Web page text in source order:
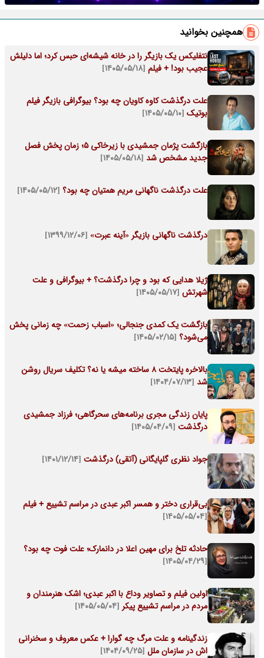
همچنین بخوانید
نتفلیکس یک بازیگر را در خانه شیشه‌ای حبس کرد؛ اما دلیلش
عجیب بود! + فیلم [۱۴۰۵/۰۵/۱۸]
علت درگذشت کاوه کاویان چه بود؟ بیوگرافی بازیگر فیلم
بوتیک [۱۴۰۵/۰۵/۱۰]
بازگشت پژمان جمشیدی با زیرخاکی ۵؛ زمان پخش فصل
جدید مشخص شد [۱۴۰۵/۰۵/۱۸]
علت درگذشت ناگهانی مریم همتیان چه بود؟ [۱۴۰۵/۰۵/۱۲]
درگذشت ناگهانی بازیگر «آینه عبرت» [۱۳۹۹/۱۲/۰۶]
ژیلا هدایی که بود و چرا درگذشت؟ + بیوگرافی و علت
شهرتش [۱۴۰۵/۰۵/۱۷]
بازگشت یک کمدی جنجالی؛ «اسباب زحمت» چه زمانی پخش
می‌شود؟ [۱۴۰۵/۰۲/۱۵]
بالاخره پایتخت 8 ساخته میشه یا نه؟ تکلیف سریال روشن
شد [۱۴۰۴/۰۷/۱۳]
پایان زندگی مجری برنامه‌های سحرگاهی؛ فرزاد جمشیدی
درگذشت [۱۴۰۵/۰۴/۰۹]
جواد نظری گلپایگانی (آتقی) درگذشت [۱۴۰۱/۱۲/۱۴]
بی‌قراری دختر و همسر اکبر عبدی در مراسم تشییع + فیلم
[۱۴۰۵/۰۵/۰۴]
حادثه تلخ برای مهین اعلا در دانمارک؛ علت فوت چه بود؟
[۱۴۰۵/۰۴/۲۹]
اولین فیلم و تصاویر وداع با اکبر عبدی؛ اشک هنرمندان و
مردم در مراسم تشییع پیکر [۱۴۰۵/۰۵/۰۴]
زندگینامه و علت مرگ چه گوارا + عکس معروف و سخنرانی
اش در سازمان ملل [۱۴۰۴/۰۹/۲۵]